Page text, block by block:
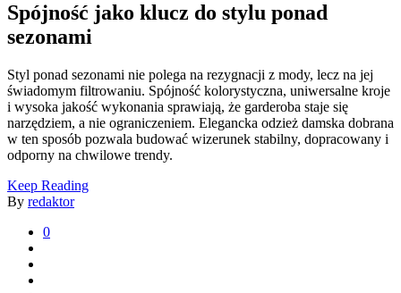
Spójność jako klucz do stylu ponad
sezonami
Styl ponad sezonami nie polega na rezygnacji z mody, lecz na jej
świadomym filtrowaniu. Spójność kolorystyczna, uniwersalne kroje
i wysoka jakość wykonania sprawiają, że garderoba staje się
narzędziem, a nie ograniczeniem. Elegancka odzież damska dobrana
w ten sposób pozwala budować wizerunek stabilny, dopracowany i
odporny na chwilowe trendy.
Keep Reading
By redaktor
0